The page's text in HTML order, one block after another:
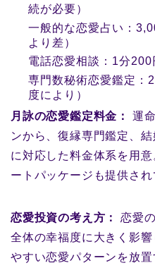
続が必要）
一般的な恋愛占い：
より差）
電話恋愛相談：1分200
専門数秘術恋愛鑑定：
度により）
月詠の恋愛鑑定料金：
運
ンから、復縁専門鑑定、
に対応した料金体系を用
ートパッケージも提供され
恋愛投資の考え方：
恋愛
全体の幸福度に大きく影
やすい恋愛パターンを放置